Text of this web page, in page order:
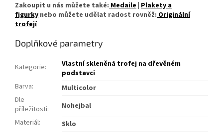
Zakoupit u nás můžete také:Medaile Plakety a
figurky nebo můžete udělat radost rovněž:Originální
trofejí
Doplňkové parametry
Kategorie:
Vlastní skleněná trofej na dřevěném
podstavci
Barva:
Multicolor
Dle
příležitosti:
Nohejbal
Materiál:
Sklo